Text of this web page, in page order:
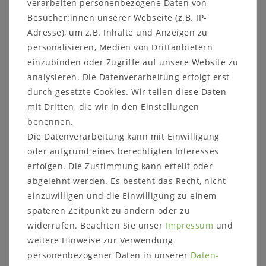
in der Tiefe 33cm oder 46cm oder nach wal
auch mit körbe
Die Bank verfügt über 2 schmale Schubladen mit
schwarzer Schubladenfrontrechts oben, 2 breite
Schubladen links und 2 offene Fächer rechts unten.
Das Möbelstück ist aus Buchenholz gefertigt. Das
Holz hat eine Stärke von ca. 20-26 mm.
Die Schubladen sind mitPorzellan-Griffen
ausgestattet.
Es wird umweltfreundlicher Leim nach DIN-Norm
verwendet.
Besucher:innen unserer Webseite (z.B. IP-
Adresse), um z.B. Inhalte und Anzeigen zu
personalisieren, Medien von Drittanbietern
einzubinden oder Zugriffe auf unsere Website zu
analysieren. Die Datenverarbeitung erfolgt erst
durch gesetzte Cookies. Wir teilen diese Daten
mit Dritten, die wir in den Einstellungen
benennen.
Die Datenverarbeitung kann mit Einwilligung
oder aufgrund eines berechtigten Interesses
erfolgen. Die Zustimmung kann erteilt oder
abgelehnt werden. Es besteht das Recht, nicht
einzuwilligen und die Einwilligung zu einem
späteren Zeitpunkt zu ändern oder zu
widerrufen. Beachten Sie unser Impressum und
weitere Hinweise zur Verwendung
personenbezogener Daten in unserer Daten­